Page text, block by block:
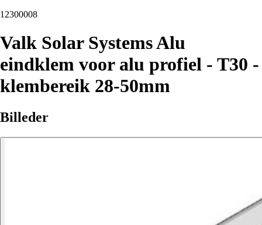
12300008
Valk Solar Systems Alu
eindklem voor alu profiel - T30 -
klembereik 28-50mm
Billeder